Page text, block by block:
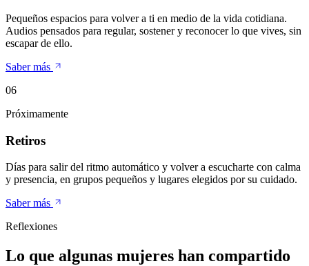
Pequeños espacios para volver a ti en medio de la vida cotidiana.
Audios pensados para regular, sostener y reconocer lo que vives, sin
escapar de ello.
Saber más
06
Próximamente
Retiros
Días para salir del ritmo automático y volver a escucharte con calma
y presencia, en grupos pequeños y lugares elegidos por su cuidado.
Saber más
Reflexiones
Lo que algunas mujeres han compartido